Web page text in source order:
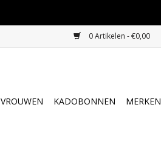
0 Artikelen - €0,00
VROUWEN KADOBONNEN MERKEN